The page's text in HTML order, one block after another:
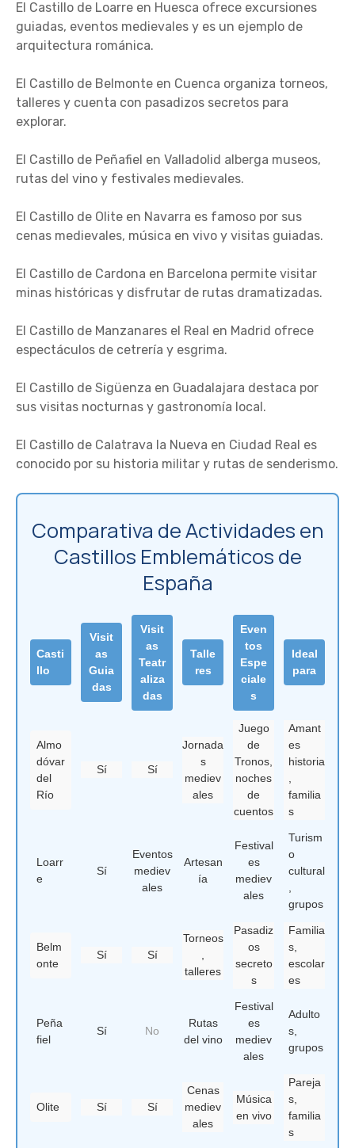
El Castillo de Loarre en Huesca ofrece excursiones
guiadas, eventos medievales y es un ejemplo de
arquitectura románica.
El Castillo de Belmonte en Cuenca organiza torneos,
talleres y cuenta con pasadizos secretos para
explorar.
El Castillo de Peñafiel en Valladolid alberga museos,
rutas del vino y festivales medievales.
El Castillo de Olite en Navarra es famoso por sus
cenas medievales, música en vivo y visitas guiadas.
El Castillo de Cardona en Barcelona permite visitar
minas históricas y disfrutar de rutas dramatizadas.
El Castillo de Manzanares el Real en Madrid ofrece
espectáculos de cetrería y esgrima.
El Castillo de Sigüenza en Guadalajara destaca por
sus visitas nocturnas y gastronomía local.
El Castillo de Calatrava la Nueva en Ciudad Real es
conocido por su historia militar y rutas de senderismo.
Comparativa de Actividades en
Castillos Emblemáticos de
España
Casti
llo
Visit
as
Guia
das
Visit
as
Teatr
aliza
das
Talle
res
Even
tos
Espe
ciale
s
Ideal
para
Almo
dóvar
del
Río
Sí Sí
Jornada
s
mediev
ales
Juego
de
Tronos,
noches
de
cuentos
Amant
es
historia
familia
s
Loarr
e
Sí
Eventos
mediev
ales
Artesan
ía
Festival
es
mediev
ales
Turism
o
cultural
grupos
Belm
onte
Sí Sí
Torneos
talleres
Pasadiz
os
secreto
s
Familia
s,
escolar
es
Peña
fiel
Sí No
Rutas
del vino
Festival
es
mediev
ales
Adulto
s,
grupos
Olite Sí Sí
Cenas
mediev
ales
Música
en vivo
Pareja
s,
familia
s